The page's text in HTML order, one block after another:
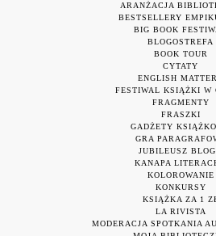
ARANŻACJA
BESTSELLERY
BIG BOOK
BLOGOSTREFA
BOOK TOUR
CYTATY
ENGLISH
FESTIWAL KSIĄŻKI W
FRAGMENTY
FRASZKI
GADŻETY
GRA
JUBILEUSZ
KANAPA
KOLOROWANIE
KONKURSY
KSIĄŻKA ZA 1
LA RIVISTA
MODERACJA SPOTKANIA